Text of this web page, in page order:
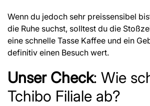
Wenn du jedoch sehr preissensibel
die Ruhe suchst, solltest du die
eine schnelle Tasse Kaffee und ein
definitiv einen Besuch wert.
Unser Check: Wie
Tchibo Filiale ab?